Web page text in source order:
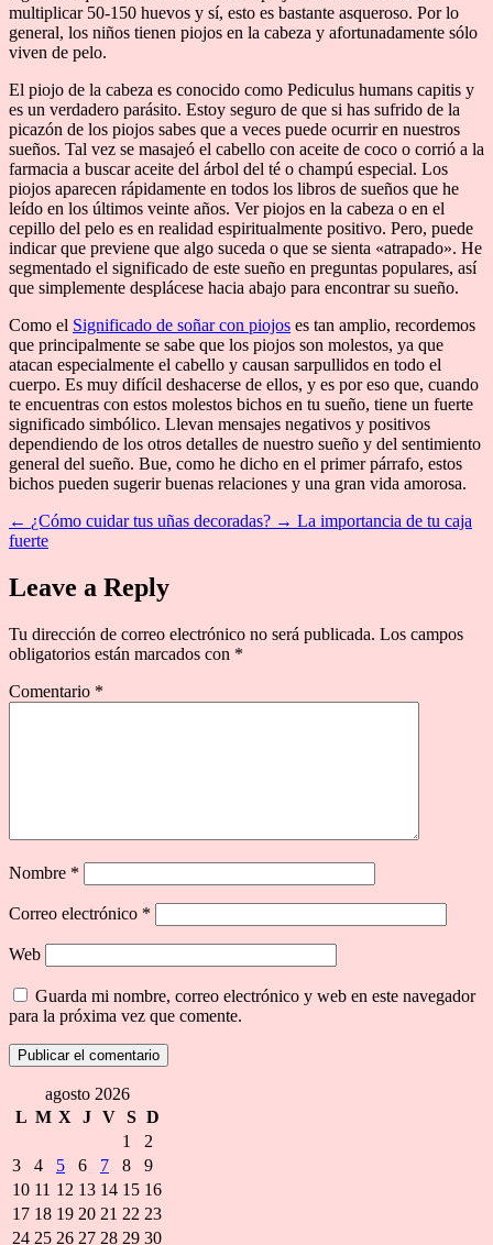
multiplicar 50-150 huevos y sí, esto es bastante asqueroso. Por lo
general, los niños tienen piojos en la cabeza y afortunadamente sólo
viven de pelo.
El piojo de la cabeza es conocido como Pediculus humans capitis y
es un verdadero parásito. Estoy seguro de que si has sufrido de la
picazón de los piojos sabes que a veces puede ocurrir en nuestros
sueños. Tal vez se masajeó el cabello con aceite de coco o corrió a la
farmacia a buscar aceite del árbol del té o champú especial. Los
piojos aparecen rápidamente en todos los libros de sueños que he
leído en los últimos veinte años. Ver piojos en la cabeza o en el
cepillo del pelo es en realidad espiritualmente positivo. Pero, puede
indicar que previene que algo suceda o que se sienta «atrapado». He
segmentado el significado de este sueño en preguntas populares, así
que simplemente desplácese hacia abajo para encontrar su sueño.
Como el Significado de soñar con piojos es tan amplio, recordemos
que principalmente se sabe que los piojos son molestos, ya que
atacan especialmente el cabello y causan sarpullidos en todo el
cuerpo. Es muy difícil deshacerse de ellos, y es por eso que, cuando
te encuentras con estos molestos bichos en tu sueño, tiene un fuerte
significado simbólico. Llevan mensajes negativos y positivos
dependiendo de los otros detalles de nuestro sueño y del sentimiento
general del sueño. Bue, como he dicho en el primer párrafo, estos
bichos pueden sugerir buenas relaciones y una gran vida amorosa.
← ¿Cómo cuidar tus uñas decoradas? → La importancia de tu caja
fuerte
Leave a Reply
Tu dirección de correo electrónico no será publicada. Los campos
obligatorios están marcados con *
Comentario *
Nombre *
Correo electrónico *
Web
Guarda mi nombre, correo electrónico y web en este navegador
para la próxima vez que comente.
agosto 2026
L M X J V S D
1
2
3
4 5 6 7 8
9
10 11 12 13 14 15 16
17 18 19 20 21 22 23
24 25 26 27 28 29 30